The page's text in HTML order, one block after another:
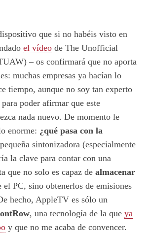
que si no habéis visto en
el vídeo de The Unofficial
– os confirmará que no aporta
muchas empresas ya hacían lo
tiempo, aunque no soy tan experto
poder afirmar que este
nada nuevo. De momento le
enorme: ¿qué pasa con la
sintonizadora (especialmente
la clave para contar con una
que no solo es capaz de almacenar
el PC, sino obtenerlos de emisiones
hecho, AppleTV es sólo un
, una tecnología de la que ya
y que no me acaba de convencer.